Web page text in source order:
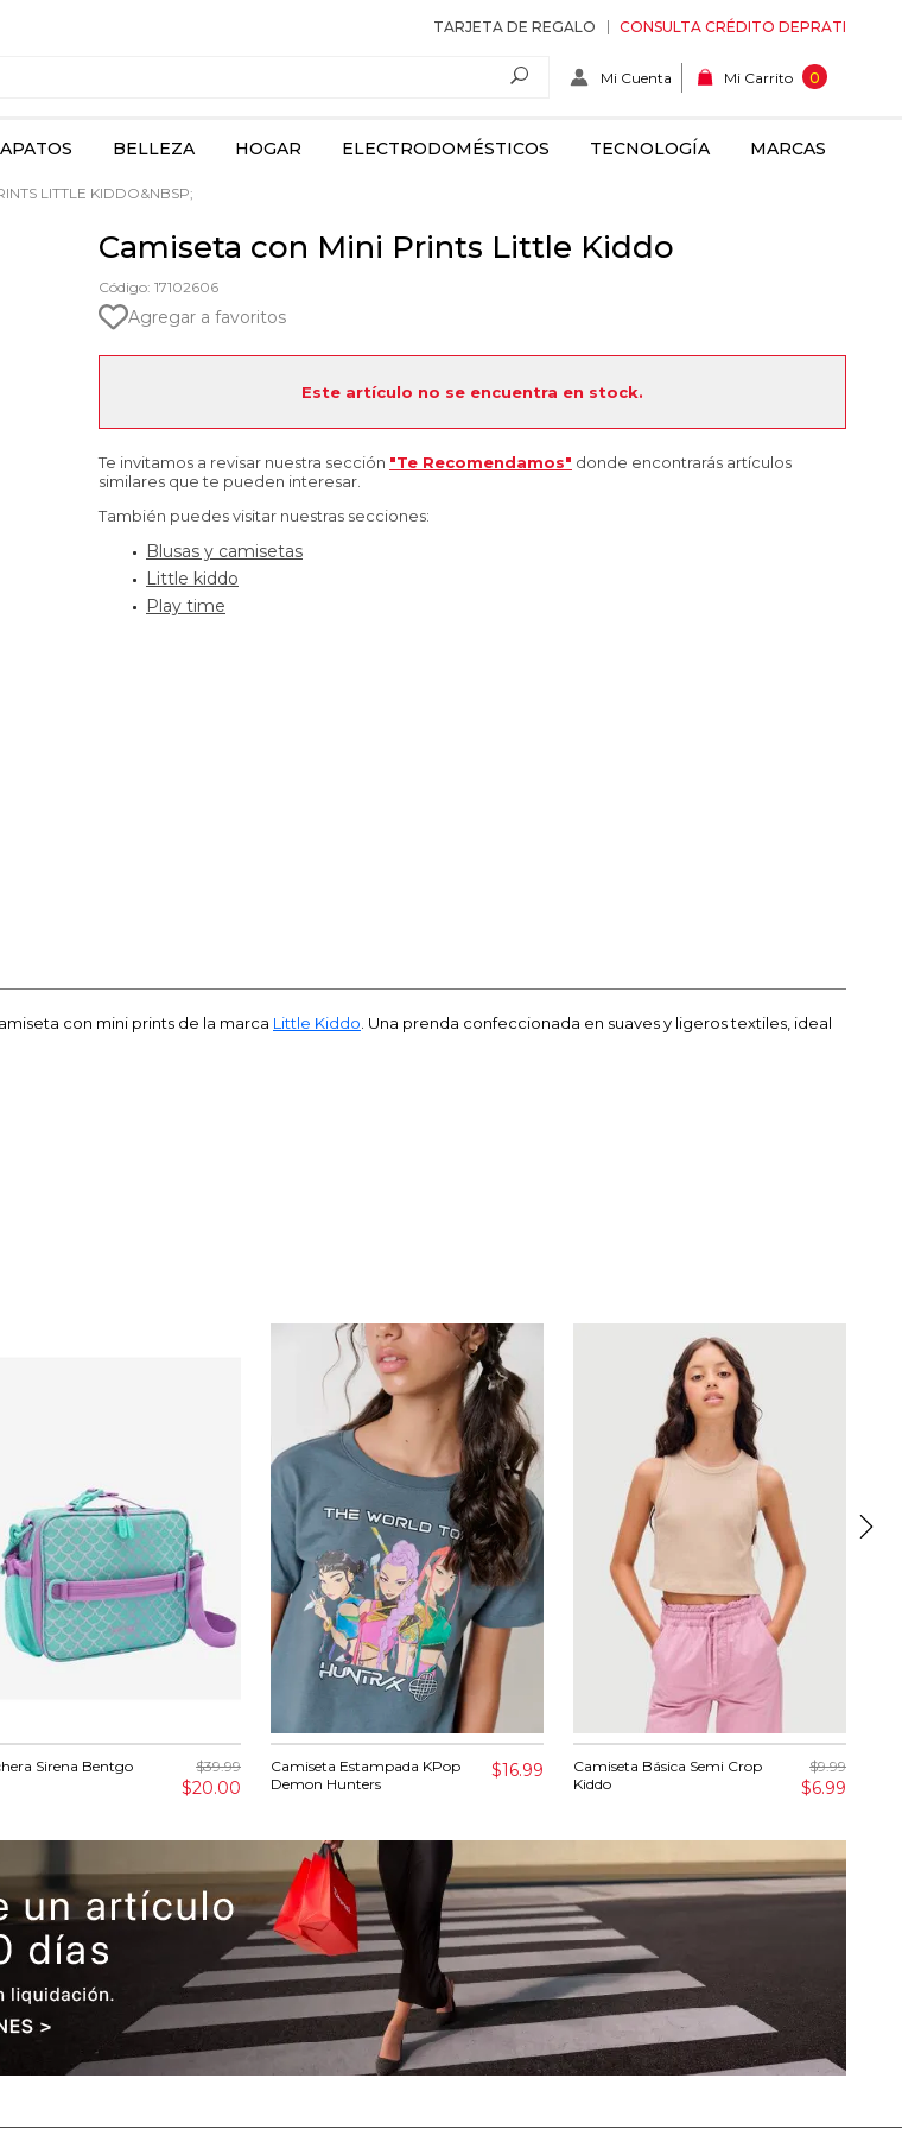
TARJETA DE REGALO CONSULTA CRÉDITO DEPRATI
Mi Cuenta Mi Carrito 0
BELLEZA HOGAR ELECTRODOMÉSTICOS TECNOLOGÍA MARCAS
LITTLE KIDDO&NBSP;
Camiseta con Mini Prints Little Kiddo
Código: 17102606
Agregar a favoritos
Este artículo no se encuentra en stock.
Te invitamos a revisar nuestra sección "Te Recomendamos" donde encontrarás artículos
similares que te pueden interesar.
También puedes visitar nuestras secciones:
Blusas y camisetas
Little kiddo
Play time
con mini prints de la marca Little Kiddo . Una prenda confeccionada en suaves y ligeros textiles, ideal
Sirena Bentgo $39.99
$20.00
Camiseta Estampada KPop
Demon Hunters
$16.99
Camiseta Básica Semi Crop
Kiddo
$9.99
$6.99